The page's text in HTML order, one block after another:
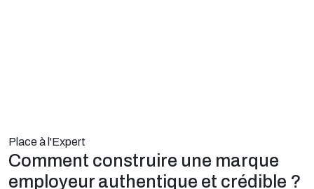
Place à l'Expert
Comment construire une marque
employeur authentique et crédible ?